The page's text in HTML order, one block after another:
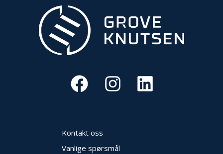
Kontakt oss
Vanlige spørsmål